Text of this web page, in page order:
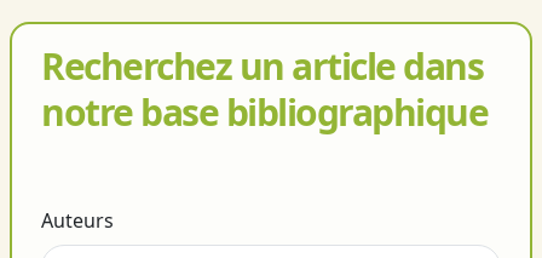
Recherchez un article dans
notre base bibliographique
Auteurs